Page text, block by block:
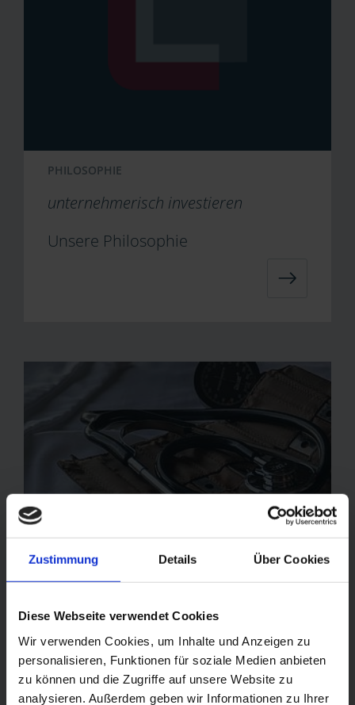
Zustimmung Details Über Cookies
Diese Webseite verwendet Cookies
Wir verwenden Cookies, um Inhalte und Anzeigen zu
personalisieren, Funktionen für soziale Medien anbieten
zu können und die Zugriffe auf unsere Website zu
analysieren. Außerdem geben wir Informationen zu Ihrer
PHILOSOPHIE
unternehmerisch investieren
Unsere Philosophie
GESUNDHEIT
Global Health Plus